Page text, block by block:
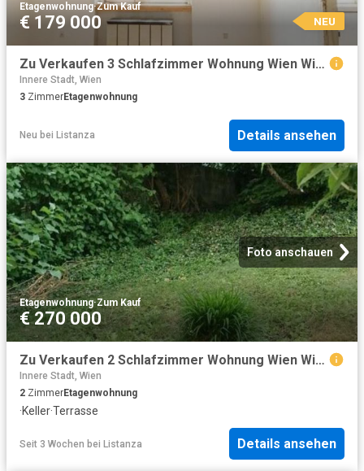
Etagenwohnung·Zum Kauf
€ 179 000 NEU
Zu Verkaufen 3 Schlafzimmer Wohnung Wien Wien DS104827929
Innere Stadt, Wien
3 ZimmerEtagenwohnung
Neu bei Listanza Details ansehen
Foto anschauen
Etagenwohnung·Zum Kauf
€ 270 000
Zu Verkaufen 2 Schlafzimmer Wohnung Wien Wien DS103925131
Innere Stadt, Wien
2 ZimmerEtagenwohnung
·Keller·Terrasse
Seit 3 Wochen bei Listanza Details ansehen